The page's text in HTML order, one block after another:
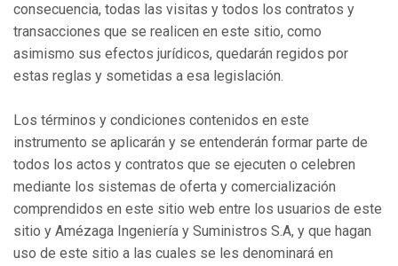
consecuencia, todas las visitas y todos los contratos y
transacciones que se realicen en este sitio, como
asimismo sus efectos jurídicos, quedarán regidos por
estas reglas y sometidas a esa legislación.
Los términos y condiciones contenidos en este
instrumento se aplicarán y se entenderán formar parte de
todos los actos y contratos que se ejecuten o celebren
mediante los sistemas de oferta y comercialización
comprendidos en este sitio web entre los usuarios de este
sitio y Amézaga Ingeniería y Suministros S.A, y que hagan
uso de este sitio a las cuales se les denominará en